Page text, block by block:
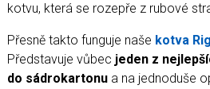
kotvu, která se rozepře z rubové
Přesně takto funguje naše kotva
Představuje vůbec jeden z
do sádrokartonu a na jednoduše